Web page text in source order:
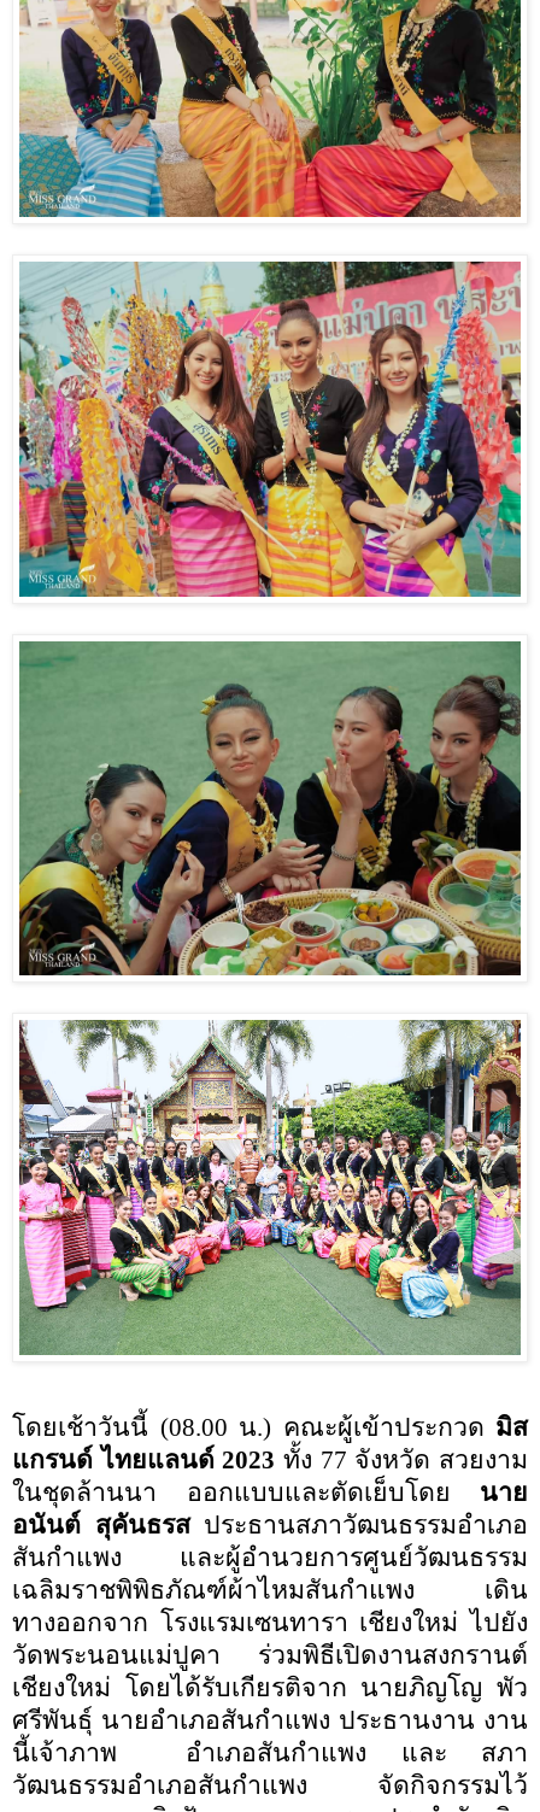
โดยเช้าวันนี้ (08.00 น.) คณะผู้เข้าประกวด มิส
แกรนด์ ไทยแลนด์ 2023 ทั้ง 77 จังหวัด สวยงาม
ในชุดล้านนา ออกแบบและตัดเย็บโดย นาย
อนันต์ สุคันธรสประธานสภาวัฒนธรรมอำเภอ
สันกำแพง และผู้อำนวยการศูนย์วัฒนธรรม
เฉลิมราชพิพิธภัณฑ์ผ้าไหมสันกำแพง เดิน
ทางออกจาก โรงแรมเซนทารา เชียงใหม่ ไปยัง
วัดพระนอนแม่ปูคา ร่วมพิธีเปิดงานสงกรานต์
เชียงใหม่ โดยได้รับเกียรติจาก นายภิญโญ พัว
ศรีพันธุ์ นายอำเภอสันกำแพง ประธานงาน งาน
นี้เจ้าภาพ
อำเภอสันกำแพง และ สภา
วัฒนธรรมอำเภอสันกำแพง จัดกิจกรรมไว้